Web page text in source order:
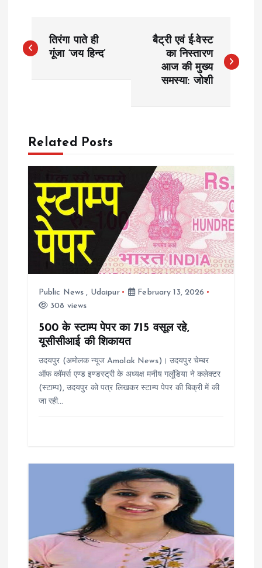
o
n
तिरंगा पाते ही
गूंजा ‘जय हिन्द’
बैट्री एवं ई-वेस्ट
का निस्तारण
आज की मुख्य
समस्या: जोशी
Related Posts
Public News , Udaipur
February 13, 2026
308 views
500 के स्टाम्प पेपर का 715 वसूल रहे,
यूसीसीआई की शिकायत
उदयपुर (अमोलक न्यूज Amolak News)। उदयपुर चेम्बर
ऑफ कॉमर्स एण्ड इण्डस्ट्री के अध्यक्ष मनीष गलूंडिया ने कलेक्टर
(स्टाम्प), उदयपुर को पत्र लिखकर स्टाम्प पेपर की बिक्री में की
जा रही…